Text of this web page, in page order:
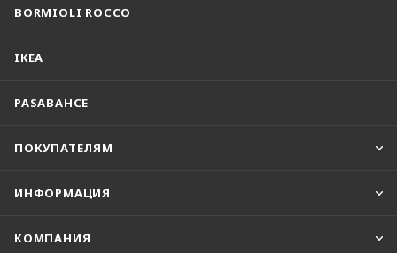
BORMIOLI ROCCO
IKEA
PASABAHCE
ПОКУПАТЕЛЯМ
ИНФОРМАЦИЯ
КОМПАНИЯ